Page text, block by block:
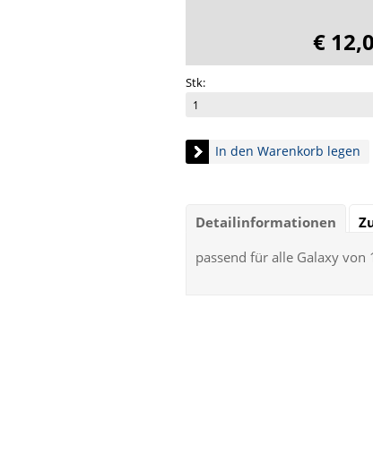
€
Stk:
In den Warenkorb legen
Detailinformationen
passend für alle Galaxy